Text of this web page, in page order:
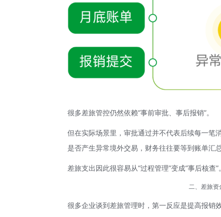
很多差旅管控仍然依赖“事前审批、事后报销”。
但在实际场景里，审批通过并不代表后续每一笔
是否产生异常境外交易，财务往往要等到账单汇
差旅支出因此很容易从“过程管理”变成“事后核查”。
二、差旅资
很多企业谈到差旅管理时，第一反应是提高报销